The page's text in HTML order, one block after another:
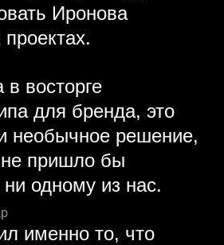
Иронова
проектах.
восторге
для бренда, это
необычное решение,
не пришло бы
ни одному из нас.
именно то, что